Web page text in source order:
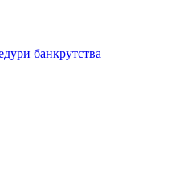
банкрутства